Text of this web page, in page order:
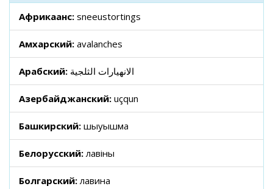
Африкаанс: sneeustortings
Амхарский: avalanches
Арабский: الانهيارات الثلجية
Азербайджанский: uçqun
Башкирский: шыуышма
Белорусский:лавіны
Болгарский:лавина